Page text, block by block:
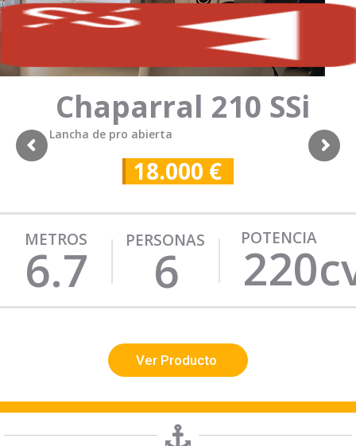
Chaparral 210 SSi
6.7 6
METROS PERSONAS POTENCIA
Lancha de pro abierta
18.000 €
Ver Producto